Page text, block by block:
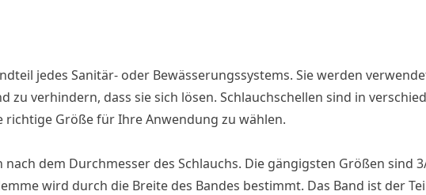
jedes Sanitär- oder Bewässerungssystems. Sie werden
zu verhindern, dass sie sich lösen. Schlauchschellen sind in
Größe für Ihre Anwendung zu wählen.
dem Durchmesser des Schlauchs. Die gängigsten Größen sind
wird durch die Breite des Bandes bestimmt. Das Band ist der